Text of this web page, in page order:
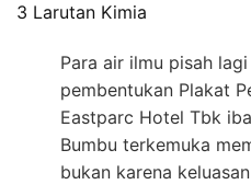
3 Larutan Kimia
Para air ilmu pisah
pembentukan Plakat
Eastparc Hotel Tbk
Bumbu terkemuka
bukan karena